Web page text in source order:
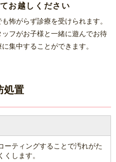
お越しください
怖がらず診療を受けられます。
フがお子様と一緒に遊んでお待
集中することができます。
処置
ーティングすることで汚れがた
します。